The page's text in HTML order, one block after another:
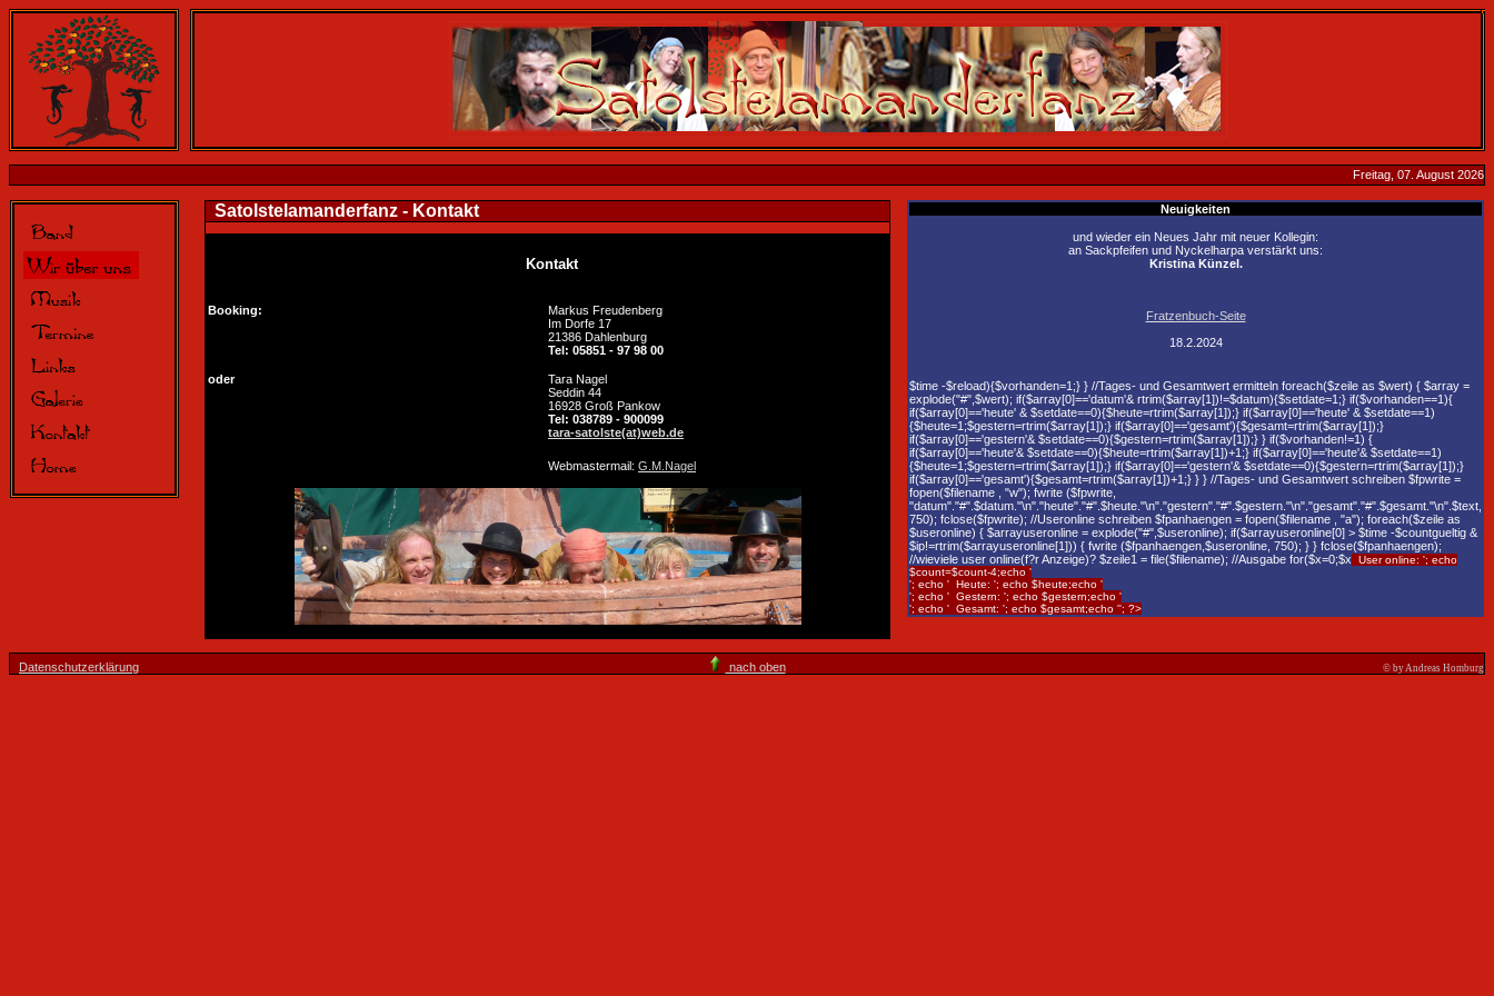
Freitag, 07. August 2026
Satolstelamanderfanz - Kontakt
Kontakt
Booking:
Markus Freudenberg
Im Dorfe 17
21386 Dahlenburg
Tel: 05851 - 97 98 00
oder
Tara Nagel
Seddin 44
16928 Groß Pankow
Tel: 038789 - 900099
tara-satolste(at)web.de
Webmastermail: G.M.Nagel
Neuigkeiten
und wieder ein Neues Jahr mit neuer Kollegin:
an Sackpfeifen und Nyckelharpa verstärkt uns:
Kristina Künzel.
Fratzenbuch-Seite
18.2.2024
$time -$reload){$vorhanden=1;} } //Tages- und Gesamtwert ermitteln foreach($zeile as $wert) { $array =
explode("#",$wert); if($array[0]=='datum'& rtrim($array[1])!=$datum){$setdate=1;} if($vorhanden==1){
if($array[0]=='heute' & $setdate==0){$heute=rtrim($array[1]);} if($array[0]=='heute' & $setdate==1)
{$heute=1;$gestern=rtrim($array[1]);} if($array[0]=='gesamt'){$gesamt=rtrim($array[1]);}
if($array[0]=='gestern'& $setdate==0){$gestern=rtrim($array[1]);} } if($vorhanden!=1) {
if($array[0]=='heute'& $setdate==0){$heute=rtrim($array[1])+1;} if($array[0]=='heute'& $setdate==1)
{$heute=1;$gestern=rtrim($array[1]);} if($array[0]=='gestern'& $setdate==0){$gestern=rtrim($array[1]);}
if($array[0]=='gesamt'){$gesamt=rtrim($array[1])+1;} } } //Tages- und Gesamtwert schreiben $fpwrite =
fopen($filename , "w"); fwrite ($fpwrite,
"datum"."#".$datum."\n"."heute"."#".$heute."\n"."gestern"."#".$gestern."\n"."gesamt"."#".$gesamt."\n".$text,
750); fclose($fpwrite); //Useronline schreiben $fpanhaengen = fopen($filename , "a"); foreach($zeile as
$useronline) { $arrayuseronline = explode("#",$useronline); if($arrayuseronline[0] > $time -$countgueltig &
$ip!=rtrim($arrayuseronline[1])) { fwrite ($fpanhaengen,$useronline, 750); } } fclose($fpanhaengen);
//wieviele user online(f?r Anzeige)? $zeile1 = file($filename); //Ausgabe for($x=0;$x User online: '; echo
$count=$count-4;echo '
'; echo ' Heute: '; echo $heute;echo '
'; echo ' Gestern: '; echo $gestern;echo '
'; echo ' Gesamt: '; echo $gesamt;echo ''; ?>
Datenschutzerklärung nach oben © by Andreas Homburg